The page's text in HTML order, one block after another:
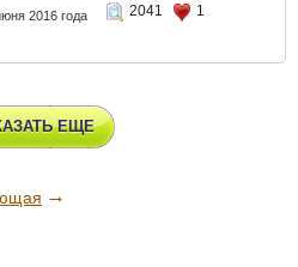
2016 года 2041
1
ЕЩЕ
→